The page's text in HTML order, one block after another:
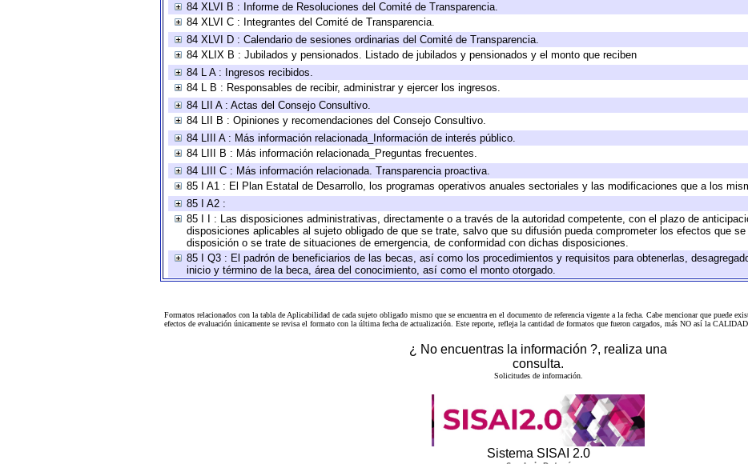
84 XLVI B : Informe de Resoluciones del Comité de Transparencia.
84 XLVI C : Integrantes del Comité de Transparencia.
84 XLVI D : Calendario de sesiones ordinarias del Comité de Transparencia.
84 XLIX B : Jubilados y pensionados. Listado de jubilados y pensionados y el monto que reciben
84 L A : Ingresos recibidos.
84 L B : Responsables de recibir, administrar y ejercer los ingresos.
84 LII A : Actas del Consejo Consultivo.
84 LII B : Opiniones y recomendaciones del Consejo Consultivo.
84 LIII A : Más información relacionada_Información de interés público.
84 LIII B : Más información relacionada_Preguntas frecuentes.
84 LIII C : Más información relacionada. Transparencia proactiva.
85 I A1 : El Plan Estatal de Desarrollo, los programas operativos anuales sectoriales y las modificaciones que a los
85 I A2 :
85 I I : Las disposiciones administrativas, directamente o a través de la autoridad competente, con el plazo de
disposiciones aplicables al sujeto obligado de que se trate, salvo que su difusión pueda comprometer los efectos que
disposición o se trate de situaciones de emergencia, de conformidad con dichas disposiciones.
85 I Q3 : El padrón de beneficiarios de las becas, así como los procedimientos y requisitos para obtenerlas,
inicio y término de la beca, área del conocimiento, así como el monto otorgado.
Formatos relacionados con la tabla de Aplicabilidad de cada sujeto obligado mismo que se encuentra en el documento de referenciavigente a la fecha. Cabe mencionar que puede
efectos de evaluación únicamente se revisa el formato con la última fecha de actualización. Este reporte, refleja la cantidad de formatos que fueron cargados, más NO así la
¿ No encuentras la información ?, realiza una
consulta.
Solicitudes de información.
Sistema SISAI 2.0